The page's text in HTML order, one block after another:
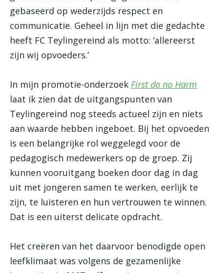
gebaseerd op wederzijds respect en
communicatie. Geheel in lijn met die gedachte
heeft FC Teylingereind als motto: ‘allereerst
zijn wij opvoeders.’
In mijn promotie-onderzoek First do no Harm
laat ik zien dat de uitgangspunten van
Teylingereind nog steeds actueel zijn en niets
aan waarde hebben ingeboet. Bij het opvoeden
is een belangrijke rol weggelegd voor de
pedagogisch medewerkers op de groep. Zij
kunnen vooruitgang boeken door dag in dag
uit met jongeren samen te werken, eerlijk te
zijn, te luisteren en hun vertrouwen te winnen.
Dat is een uiterst delicate opdracht.
Het creëren van het daarvoor benodigde open
leefklimaat was volgens de gezamenlijke